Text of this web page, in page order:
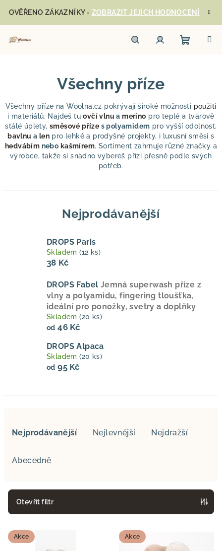
obsah
OVĚŘENO ZÁKAZNÍKY - ZOBRAZIT JEJICH HODNOCENÍ
Všechny příze
Všechny příze na Woolna.cz pokrývají široké možnosti použití
i materiálů. Najdeš tuovčí vlnu amerino pro teplé a tvarově
stálé úplety,směsové příze s polyamidem pro vyšší odolnost,
bavlnu a len pro lehké a prodyšné projekty, i luxusní směsi s
hedvábím nebo kašmírem. Sortiment zahrnuje různé značky a
výrobce, takže si snadno vybereš přízi přesně podle svých
potřeb.
Nejprodávanější
DROPS Paris
Skladem(12 ks)
38 Kč
DROPS Fabel Jemná superwash příze z
vlny a polyamidu, fingering tloušťka,
ideální pro ponožky, svetry a doplňky
Skladem(20 ks)
od 46 Kč
DROPS Alpaca
Skladem(20 ks)
od 95 Kč
r
o
d
Nejprodávanější Nejlevnější Nejdražší
Abecedně
Otevřít filtr
V
ý Akce Akce